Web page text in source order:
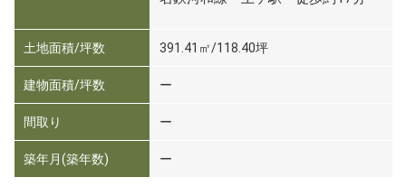
土地面積/坪数 391.41㎡/118.40坪
建物面積/坪数 ー
間取り ー
築年月(築年数) ー